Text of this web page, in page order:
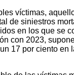
víctimas,
de siniestros
en los que se
con 2023,
17 por ciento en